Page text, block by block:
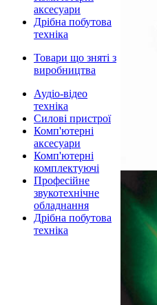
аксесуари
Дрібна побутова
техніка
Товари що зняті з
виробництва
Аудіо-відео
техніка
Силові пристрої
Комп'ютерні
аксесуари
Комп'ютерні
комплектуючі
Професійне
звукотехнічне
обладнання
Дрібна побутова
техніка